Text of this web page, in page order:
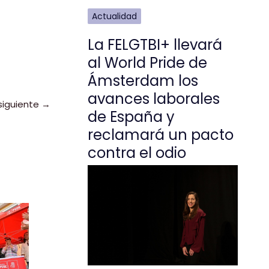
→
Actualidad
La FELGTBI+ llevará
al World Pride de
Ámsterdam los
avances laborales
de España y
reclamará un pacto
contra el odio